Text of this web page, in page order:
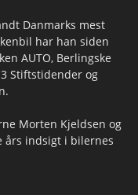
Danmarks mest
har han siden
AUTO, Berlingske
Stiftstidender og
Morten Kjeldsen og
års indsigt i bilernes